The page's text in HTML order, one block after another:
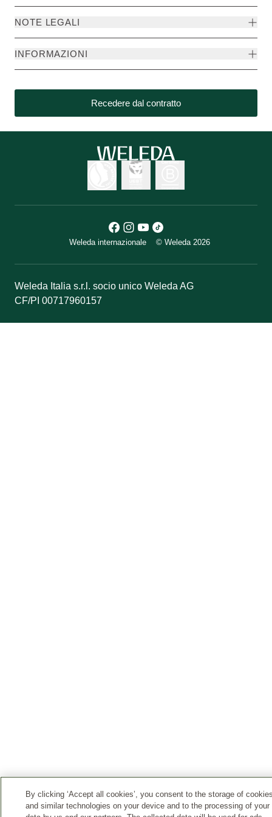
NOTE LEGALI
INFORMAZIONI
Recedere dal contratto
Weleda internazionale © Weleda 2026
Weleda Italia s.r.l. socio unico Weleda AG
CF/PI 00717960157
By clicking ‘Accept all cookies’, you consent to the storage of
and similar technologies on your device and to the processing of your